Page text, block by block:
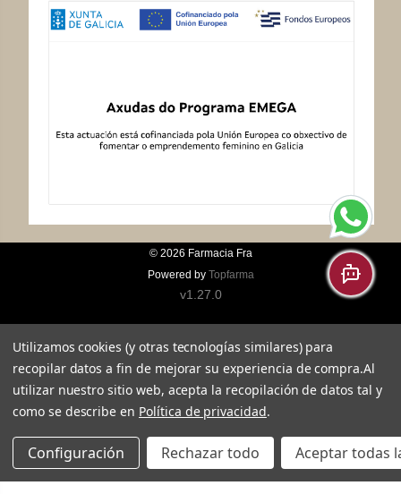
© 2026 Farmacia Fra
Powered by Topfarma
v1.27.0
Utilizamos cookies (y otras tecnologías similares) para
recopilar datos a fin de mejorar su experiencia de compra.Al
utilizar nuestro sitio web, acepta la recopilación de datos tal y
como se describe en Política de privacidad.
Configuración Rechazar todo Aceptar todas